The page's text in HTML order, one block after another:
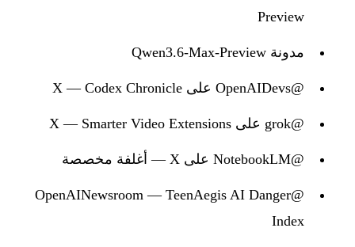
Preview
مدونة Qwen3.6-Max-Preview
@OpenAIDevs على X — Codex Chronicle
@grok على X — Smarter Video Extensions
@NotebookLM على X — أغلفة مخصصة
@OpenAINewsroom — TeenAegis AI Danger
Index